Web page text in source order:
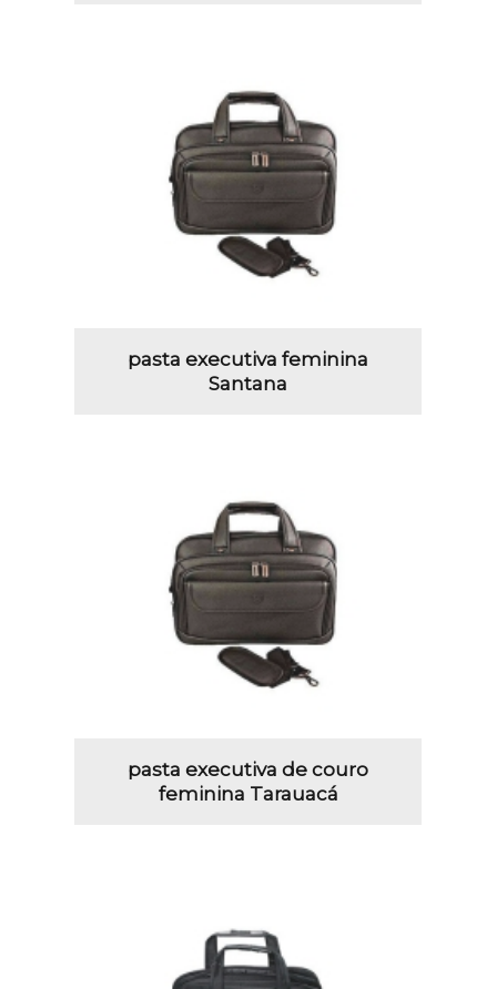
pasta executiva feminina
Santana
pasta executiva de couro
feminina Tarauacá